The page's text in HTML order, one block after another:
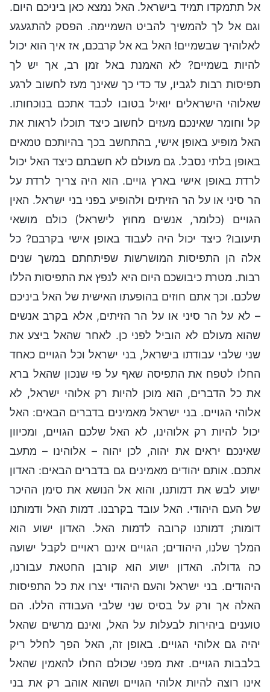
אל תתמקדו תמיד בישראל. האל נמצא כאן ביניכם היום.
וגם אל לך להמשיך להביט השמיימה. הפסק להתגעגע
לאלוהיך שבשמיים! האל בא אל קרבכם, אז איך הוא יכול
להיות בשמיים? לא האמנת באל זמן רב, אך יש לך
תפיסות רבות לגביו, עד כדי כך שאינך מעז לחשוב לרגע
שאלוהי הישראלים יואיל בטובו לכבד אתכם בנוכחותו.
קל וחומר שאינכם מעזים לחשוב כיצד תוכלו לראות את
האל מופיע באופן אישי, בהתחשב בכך בהיותכם טמאים
באופן בלתי נסבל. גם מעולם לא חשבתם כיצד האל יכול
לרדת באופן אישי בארץ גויים. הוא היה צריך לרדת על
הר סיני או על הר הזיתים ולהופיע בפני בני ישראל. האין
הגויים (כלומר, אנשים מחוץ לישראל) כולם מושאי
תיעובו? כיצד יכול היה לעבוד באופן אישי בקרבם? כל
אלה הן התפיסות המושרשות שפיתחתם במשך שנים
רבות. מטרת כיבושכם היום היא לנפץ את התפיסות הללו
שלכם. וכך אתם חוזים בהופעתו האישית של האל ביניכם
– לא על הר סיני או על הר הזיתים, אלא בקרב אנשים
שהוא מעולם לא הוביל לפני כן. לאחר שהאל ביצע את
שני שלבי עבודתו בישראל, בני ישראל וכל הגויים כאחד
החלו לטפח את התפיסה שאף על פי שנכון שהאל ברא
את כל הדברים, הוא מוכן להיות רק אלוהי ישראל, לא
אלוהי הגויים. בני ישראל מאמינים בדברים הבאים: האל
יכול להיות רק אלוהינו, לא האל שלכם הגויים, ומכיוון
שאינכם יראים את יהוה, לכן יהוה – אלוהינו – מתעב
אתכם. אותם יהודים מאמינים גם בדברים הבאים: האדון
ישוע לבש את דמותנו, והוא אל הנושא את סימן ההיכר
של העם היהודי. האל עובד בקרבנו. דמות האל ודמותנו
דומות; דמותנו קרובה לדמות האל. האדון ישוע הוא
המלך שלנו, היהודים; הגויים אינם ראויים לקבל ישועה
כה גדולה. האדון ישוע הוא קורבן החטאת עבורנו,
היהודים. בני ישראל והעם היהודי יצרו את כל התפיסות
האלה אך ורק על בסיס שני שלבי העבודה הללו. הם
טוענים ביהירות לבעלות על האל, ואינם מרשים שהאל
יהיה גם אלוהי הגויים. באופן זה, האל הפך לחלל ריק
בלבבות הגויים. זאת מפני שכולם החלו להאמין שהאל
אינו רוצה להיות אלוהי הגויים ושהוא אוהב רק את בני